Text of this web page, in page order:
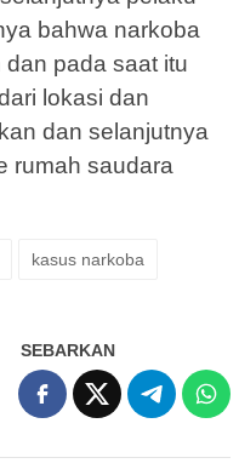
bahwa narkoba
pada saat itu
lokasi dan
dan selanjutnya
rumah saudara
kasus narkoba
SEBARKAN